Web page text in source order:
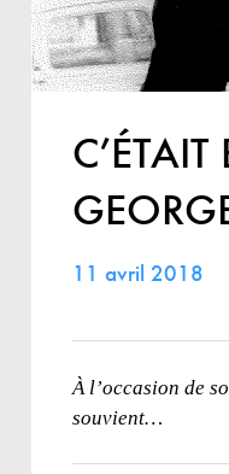
11 avril 2018
À l’occasion de
souvient…